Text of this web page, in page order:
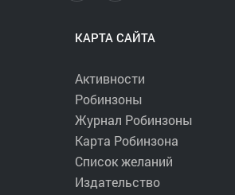
КАРТА САЙТА
Активности
Робинзоны
Журнал Робинзоны
Карта Робинзона
Список желаний
Издательство